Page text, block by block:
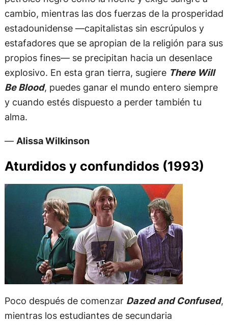
cambio, mientras las dos fuerzas de la prosperidad
estadounidense —capitalistas sin escrúpulos y
estafadores que se apropian de la religión para sus
propios fines— se precipitan hacia un desenlace
explosivo. En esta gran tierra, sugiere There Will
Be Blood, puedes ganar el mundo entero siempre
y cuando estés dispuesto a perder también tu
alma.
— Alissa Wilkinson
Aturdidos y confundidos (1993)
Poco después de comenzar Dazed and Confused,
mientras los estudiantes de secundaria